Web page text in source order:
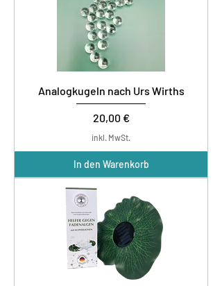
Analogkugeln nach Urs Wirths
Preis
20,00 €
inkl. MwSt.
In den Warenkorb